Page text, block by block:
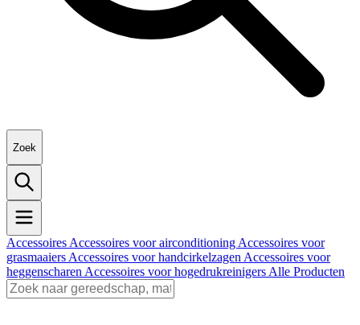
Zoek
Accessoires Accessoires voor airconditioning Accessoires voor
grasmaaiers Accessoires voor handcirkelzagen Accessoires voor
heggenscharen Accessoires voor hogedrukreinigers Alle Producten